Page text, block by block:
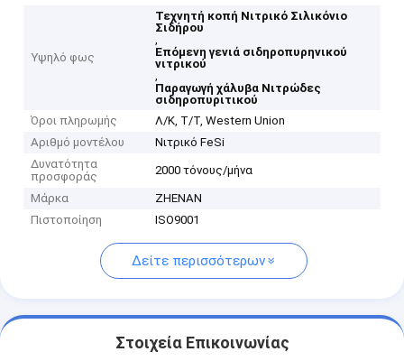
Υψηλό φως
Τεχνητή κοπή Νιτρικό Σιλικόνιο
Σιδήρου
,
Επόμενη γενιά σιδηροπυρηνικού
νιτρικού
,
Παραγωγή χάλυβα Νιτρώδες
σιδηροπυριτικού
Όροι πληρωμής
Λ/Κ, Τ/Τ, Western Union
Αριθμό μοντέλου
Νιτρικό FeSi
Δυνατότητα
προσφοράς
2000 τόνους/μήνα
Μάρκα
ZHENAN
Πιστοποίηση
ISO9001
Δείτε περισσότερων
Στοιχεία Επικοινωνίας